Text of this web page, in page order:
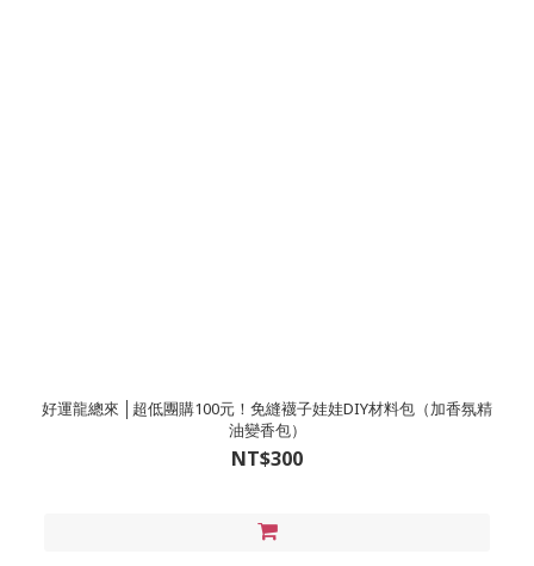
好運龍總來 │超低團購100元！免縫襪子娃娃DIY材料包（加香氛精
油變香包）
NT$300